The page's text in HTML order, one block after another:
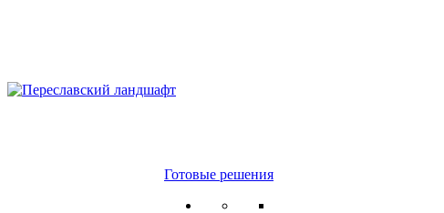
Готовые решения